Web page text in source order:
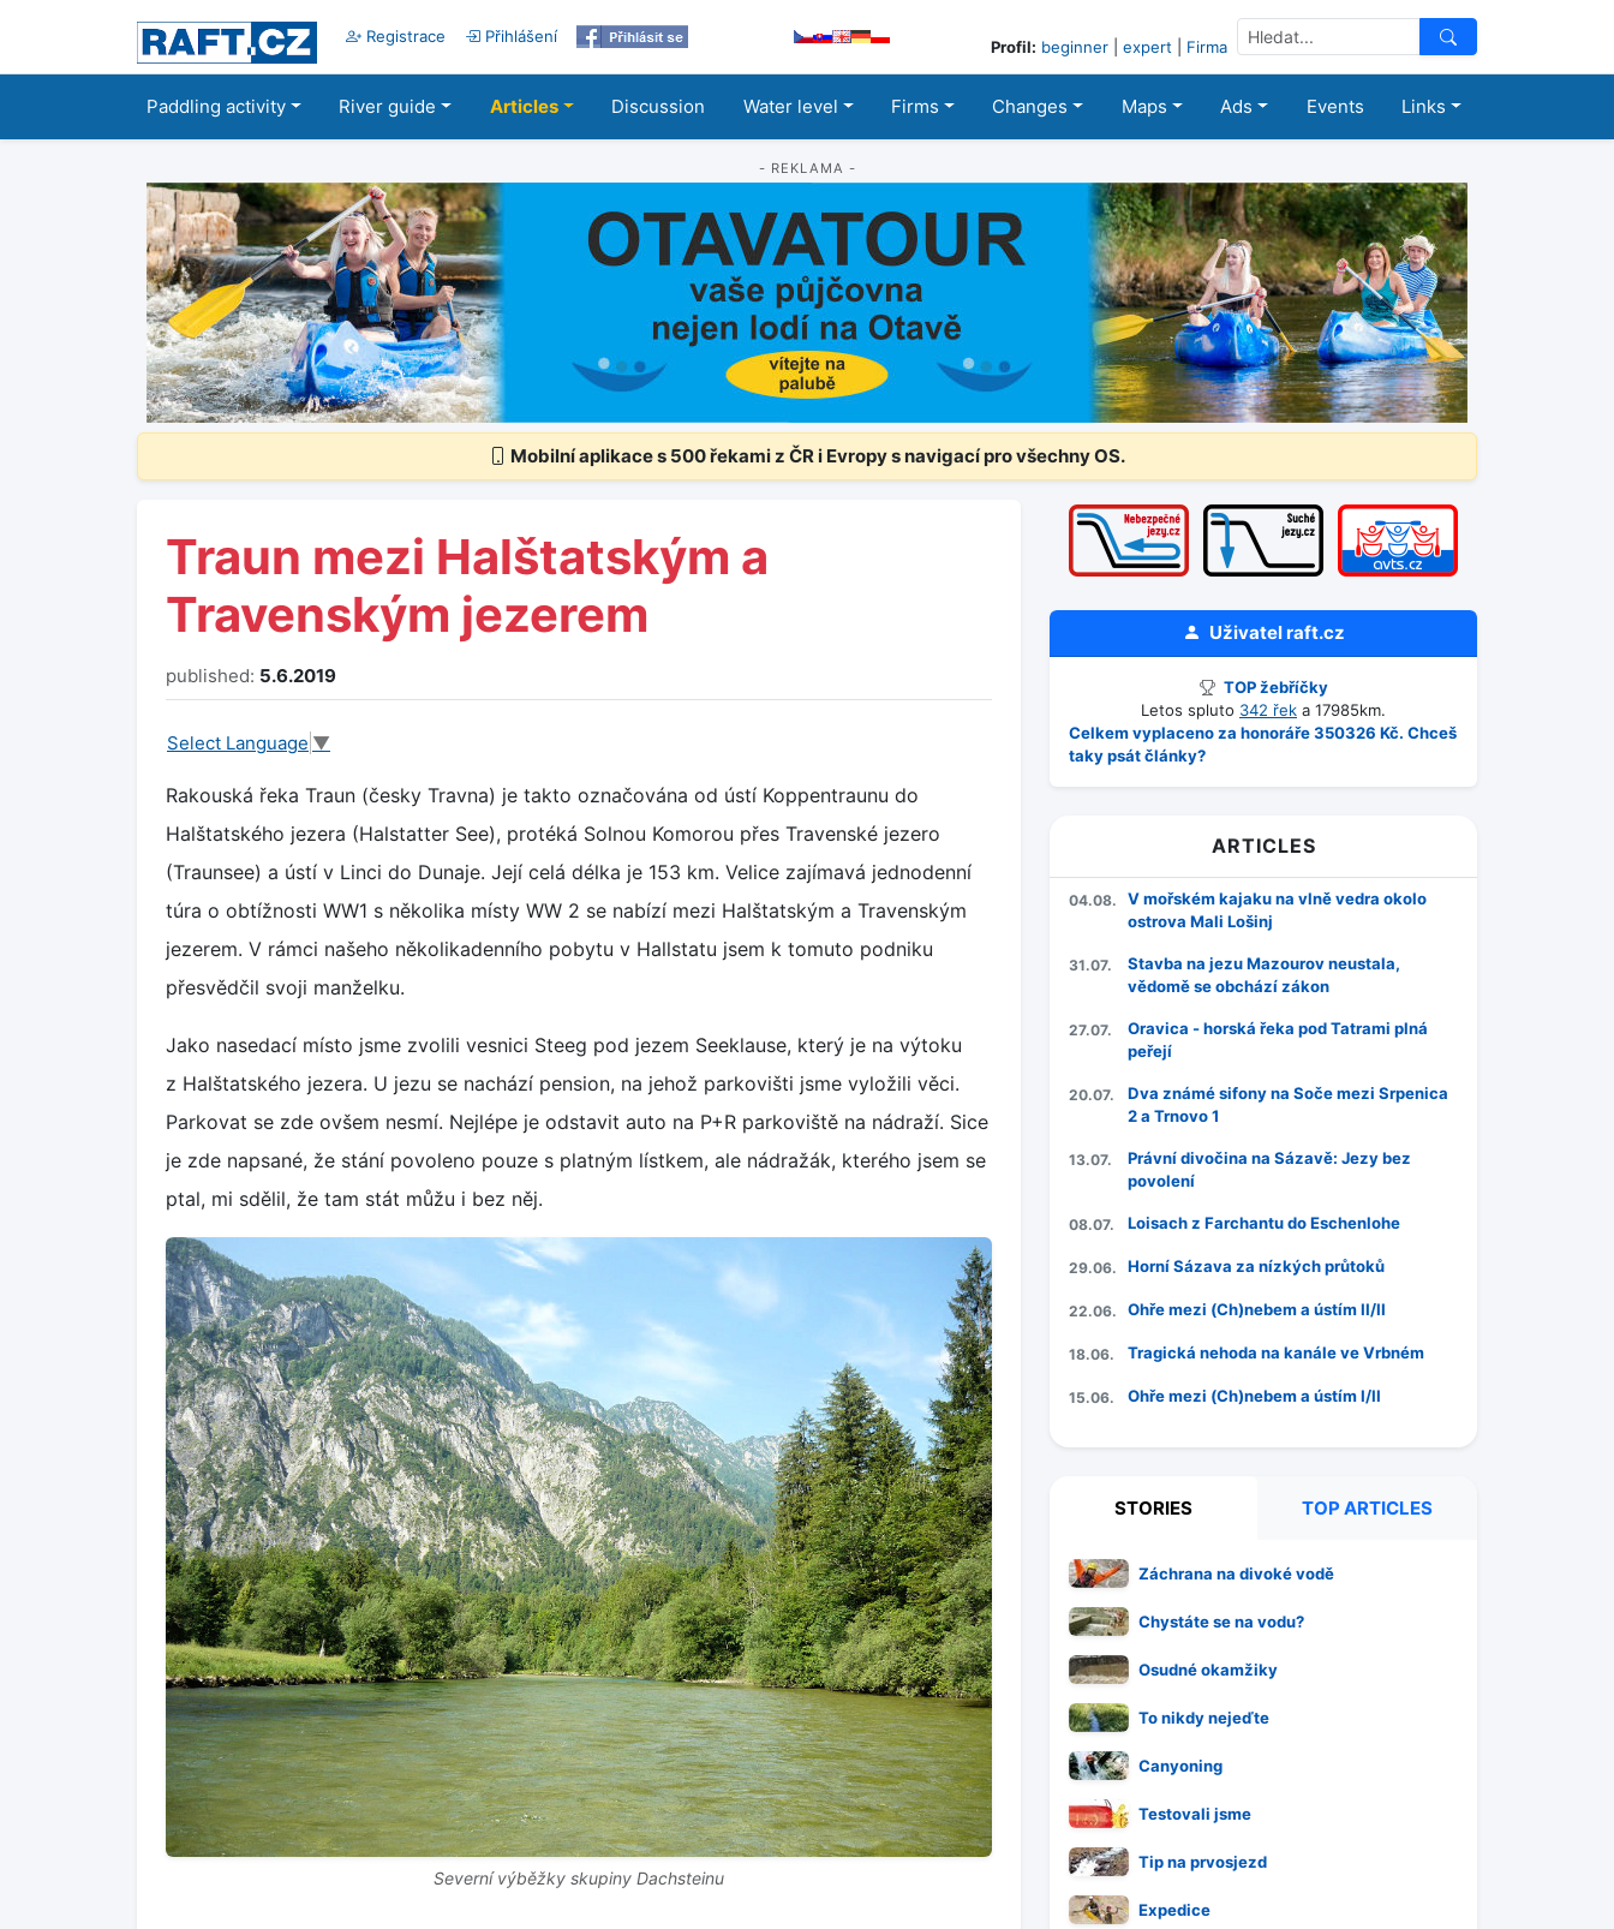
Registrace Přihlášení
Profil: beginner expert Firma
Paddling activity River guide Articles Discussion Water level Firms Changes Maps Ads Events Links
- REKLAMA -
Mobilní aplikace s 500 řekami z ČR i Evropy s navigací pro všechny OS.
Traun mezi Halštatským a
Travenským jezerem
published: 5.6.2019
Select Language ▼
Rakouská řeka Traun (česky Travna) je takto označována od ústí Koppentraunu do
Halštatského jezera (Halstatter See), protéká Solnou Komorou přes Travenské jezero
(Traunsee) a ústí v Linci do Dunaje. Její celá délka je 153 km. Velice zajímavá jednodenní
túra o obtížnosti WW1 s několika místy WW 2 se nabízí mezi Halštatským a Travenským
jezerem. V rámci našeho několikadenního pobytu v Hallstatu jsem k tomuto podniku
přesvědčil svoji manželku.
Jako nasedací místo jsme zvolili vesnici Steeg pod jezem Seeklause, který je na výtoku
z Halštatského jezera. U jezu se nachází pension, na jehož parkovišti jsme vyložili věci.
Parkovat se zde ovšem nesmí. Nejlépe je odstavit auto na P+R parkoviště na nádraží. Sice
je zde napsané, že stání povoleno pouze s platným lístkem, ale nádražák, kterého jsem se
ptal, mi sdělil, že tam stát můžu i bez něj.
Severní výběžky skupiny Dachsteinu
Uživatelraft.cz
TOP žebříčky
Letos spluto 342 řek a 17985km.
Celkem vyplaceno za honoráře 350326 Kč. Chceš
taky psát články?
ARTICLES
04.08.
V mořském kajaku na vlně vedra okolo
ostrova Mali Lošinj
31.07.
Stavba na jezu Mazourov neustala,
vědomě se obchází zákon
27.07.
Oravica - horská řeka pod Tatrami plná
peřejí
20.07.
Dva známé sifony na Soče mezi Srpenica
2 a Trnovo 1
13.07.
Právní divočina na Sázavě: Jezy bez
povolení
08.07. Loisach z Farchantu do Eschenlohe
29.06. Horní Sázava za nízkých průtoků
22.06. Ohře mezi (Ch)nebem a ústím II/II
18.06. Tragická nehoda na kanále ve Vrbném
15.06. Ohře mezi (Ch)nebem a ústím I/II
STORIES TOP ARTICLES
Záchrana na divoké vodě
Chystáte se na vodu?
Osudné okamžiky
To nikdy nejeďte
Canyoning
Testovali jsme
Tip na prvosjezd
Expedice